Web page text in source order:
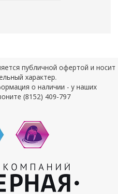
публичной офертой и носит
характер.
о наличии - у наших
(8152) 409-797